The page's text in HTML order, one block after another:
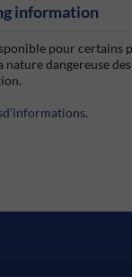
information
pour certains
dangereuse
.